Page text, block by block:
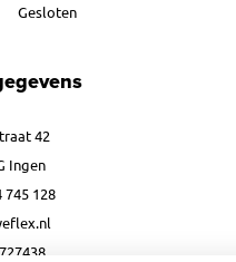
Gesloten
42
Ingen
745 128